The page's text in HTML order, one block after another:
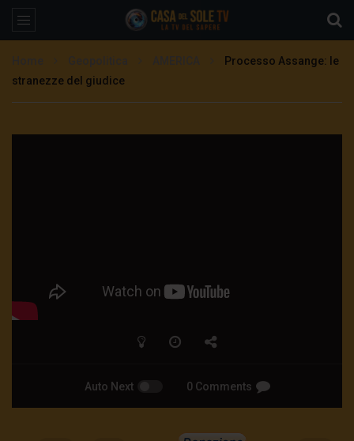
Processo Assange: le
stranezze del giudice
Auto Next 0 Comments